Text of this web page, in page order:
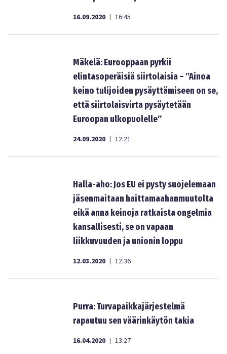
16.09.2020 | 16:45
Mäkelä: Eurooppaan pyrkii
elintasoperäisiä siirtolaisia – ”Ainoa
keino tulijoiden pysäyttämiseen on se,
että siirtolaisvirta pysäytetään
Euroopan ulkopuolelle”
24.09.2020 | 12:21
Halla-aho: Jos EU ei pysty suojelemaan
jäsenmaitaan haittamaahanmuutolta
eikä anna keinoja ratkaista ongelmia
kansallisesti, se on vapaan
liikkuvuuden ja unionin loppu
12.03.2020 | 12:36
Purra: Turvapaikkajärjestelmä
rapautuu sen väärinkäytön takia
16.04.2020 | 13:27